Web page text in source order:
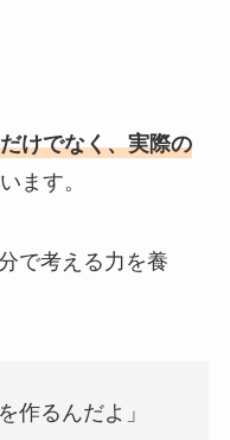
けでなく、実際の
ます。
で考える力を養
作るんだよ」